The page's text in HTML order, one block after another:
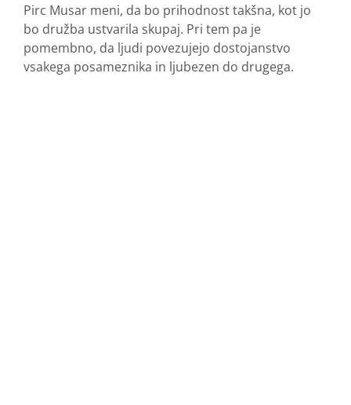
Pirc Musar meni, da bo prihodnost takšna, kot jo
bo družba ustvarila skupaj. Pri tem pa je
pomembno, da ljudi povezujejo dostojanstvo
vsakega posameznika in ljubezen do drugega.